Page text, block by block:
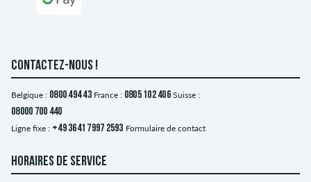
CONTACTEZ-NOUS !
Belgique : 0800 494 43 France : 0805 102 406 Suisse :
08000 700 440
Ligne fixe : +49 3641 7997 2593 Formulaire de contact
HORAIRES DE SERVICE